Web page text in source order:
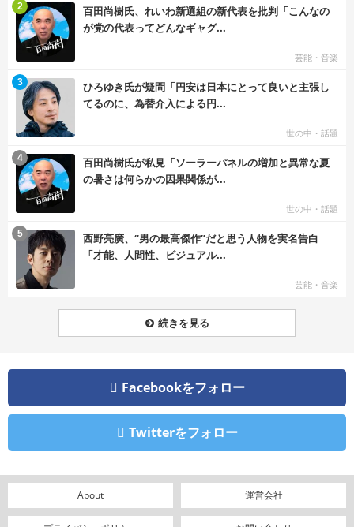
百田尚樹氏、れいわ新選組の新代表を批判「こんなの
が党の代表ってどんなギャグ...
芸能・音楽
2
ひろゆき氏が疑問「円安は日本にとって良いと主張し
てるのに、為替介入による円...
世の中・話題
3
百田尚樹氏が私見「ソーラーパネルの増加と異常な夏
の暑さは何らかの因果関係が...
世の中・話題
4
西野亮廣、“男の最高傑作”だと思う人物を実名告白
「才能、人間性、ビジュアル...
芸能・音楽
5
続きを見る
Facebookをフォロー
Twitterをフォロー
About 運営会社